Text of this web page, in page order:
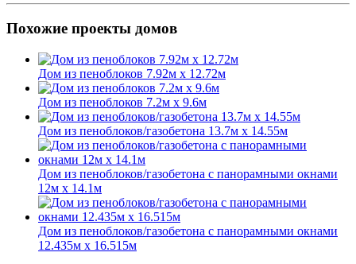
Похожие проекты домов
Дом из пеноблоков 7.92м х 12.72м
Дом из пеноблоков 7.2м х 9.6м
Дом из пеноблоков/газобетона 13.7м х 14.55м
Дом из пеноблоков/газобетона с панорамными окнами
12м х 14.1м
Дом из пеноблоков/газобетона с панорамными окнами
12.435м х 16.515м